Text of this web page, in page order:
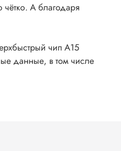
чётко. А благодаря
чип A15
данные, в том числе